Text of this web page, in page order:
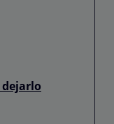
dejarlo